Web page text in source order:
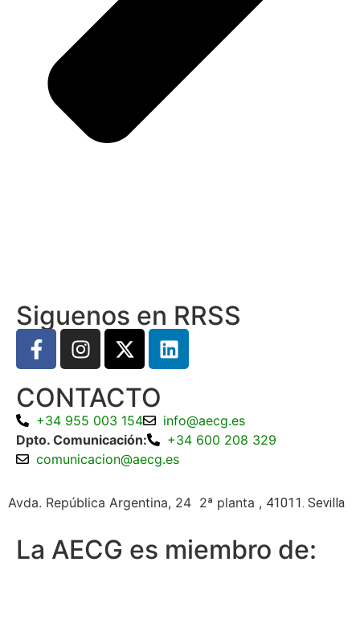
Siguenos en RRSS
CONTACTO
+34 955 003 154
info@aecg.es
Dpto. Comunicación:
+34 600 208 329
comunicacion@aecg.es
Avda. República Argentina, 24 2ª planta , 41011. Sevilla
La AECG es miembro de: